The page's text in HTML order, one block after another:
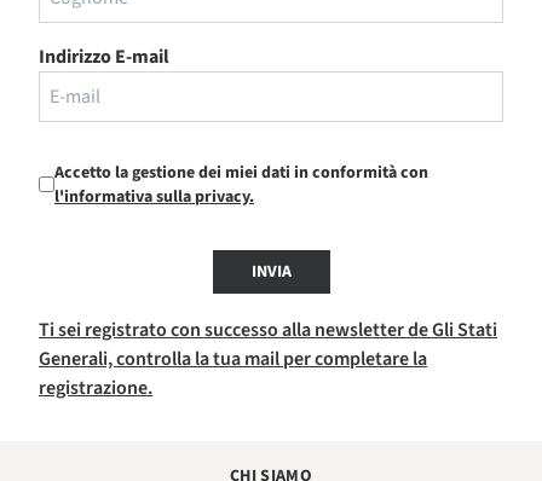
Indirizzo E-mail
Accetto la gestione dei miei dati in conformità con
l'informativa sulla privacy.
INVIA
Ti sei registrato con successo alla newsletter de Gli Stati
Generali, controlla la tua mail per completare la
registrazione.
CHI SIAMO